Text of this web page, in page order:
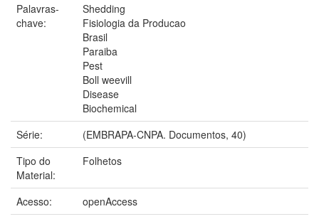
Palavras-
chave:
Shedding
Fisiologia da Producao
Brasil
Paraiba
Pest
Boll weevill
Disease
Biochemical
Série:
(EMBRAPA-CNPA. Documentos, 40)
Tipo do
Material:
Folhetos
Acesso:
openAccess